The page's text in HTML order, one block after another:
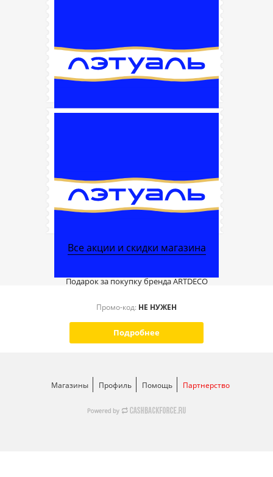
Промо-код:НЕ НУЖЕН
Подробнее
Промо-код:НЕ НУЖЕН
Подробнее
Подарок за покупку бренда ARTDECO
Промо-код: НЕ НУЖЕН
Подробнее
Все акции и скидки магазина
Магазины Профиль Помощь Партнерство